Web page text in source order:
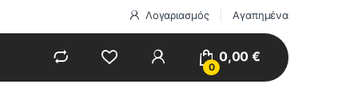
Λογαριασμός Αγαπημένα
0
0,00€